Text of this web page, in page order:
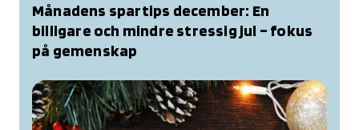
Månadens spartips december: En
billigare och mindre stressig jul – fokus
på gemenskap